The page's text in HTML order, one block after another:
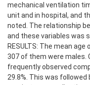
mechanical ventilation
unit and in hospital, and
noted. The relationship
and these variables was
RESULTS: The mean
307 of them were males.
frequently observed
29.8%. This was